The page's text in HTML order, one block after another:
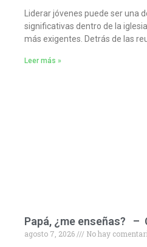
Liderar jóvenes puede ser una
significativas dentro de la
más exigentes. Detrás de las
Leer más »
Papá, ¿me enseñas? –
agosto 7, 2026
No hay